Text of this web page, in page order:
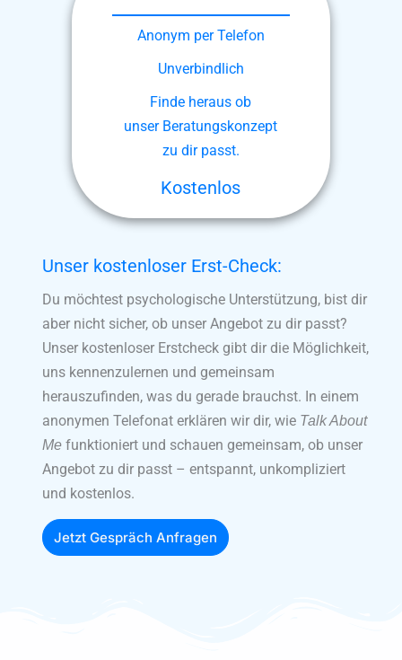
Anonym per Telefon
Unverbindlich
Finde heraus ob
unser Beratungskonzept
zu dir passt.
Kostenlos
Unser kostenloser Erst-Check:
Du möchtest psychologische Unterstützung, bist dir
aber nicht sicher, ob unser Angebot zu dir passt?
Unser kostenloser Erstcheck gibt dir die Möglichkeit,
uns kennenzulernen und gemeinsam
herauszufinden, was du gerade brauchst. In einem
anonymen Telefonat erklären wir dir, wie Talk About
Me funktioniert und schauen gemeinsam, ob unser
Angebot zu dir passt – entspannt, unkompliziert
und kostenlos.
Jetzt Gespräch Anfragen